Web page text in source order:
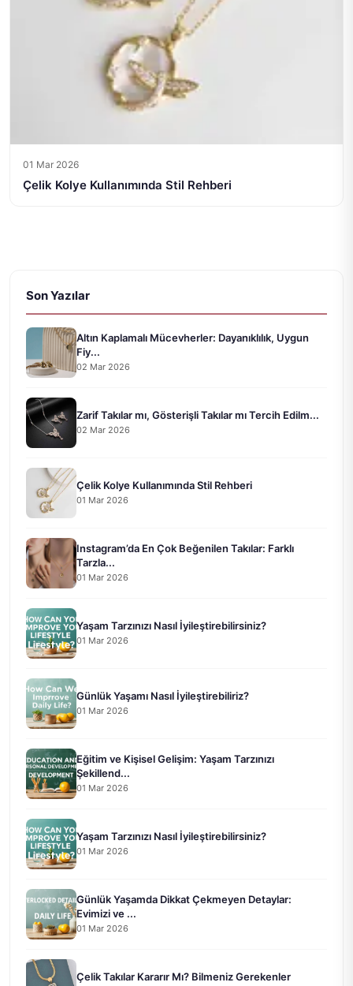
01 Mar 2026
Çelik Kolye Kullanımında Stil Rehberi
Son Yazılar
Altın Kaplamalı Mücevherler: Dayanıklılık, Uygun
Fiy...
02 Mar 2026
Zarif Takılar mı, Gösterişli Takılar mı Tercih Edilm...
02 Mar 2026
Çelik Kolye Kullanımında Stil Rehberi
01 Mar 2026
Instagram’da En Çok Beğenilen Takılar: Farklı
Tarzla...
01 Mar 2026
Yaşam Tarzınızı Nasıl İyileştirebilirsiniz?
01 Mar 2026
Günlük Yaşamı Nasıl İyileştirebiliriz?
01 Mar 2026
Eğitim ve Kişisel Gelişim: Yaşam Tarzınızı
Şekillend...
01 Mar 2026
Yaşam Tarzınızı Nasıl İyileştirebilirsiniz?
01 Mar 2026
Günlük Yaşamda Dikkat Çekmeyen Detaylar:
Evimizi ve ...
01 Mar 2026
Çelik Takılar Kararır Mı? Bilmeniz Gerekenler